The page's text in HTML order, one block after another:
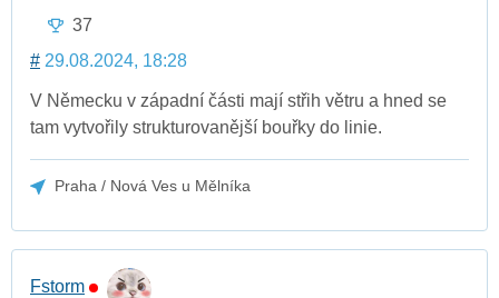
37
# 29.08.2024, 18:28
V Německu v západní části mají střih větru a hned se
tam vytvořily strukturovanější bouřky do linie.
Praha / Nová Ves u Mělníka
Fstorm